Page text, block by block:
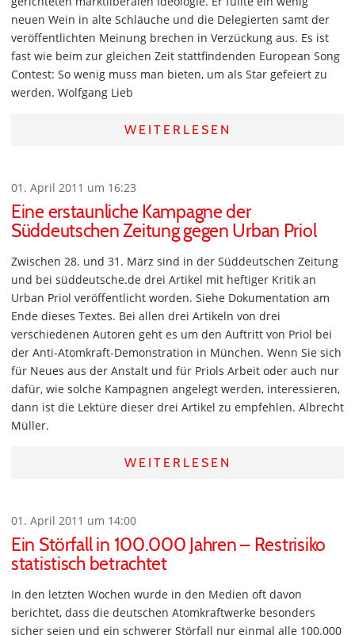
neuen Wein in alte Schläuche und die Delegierten samt der
veröffentlichten Meinung brechen in Verzückung aus. Es ist
fast wie beim zur gleichen Zeit stattfindenden European Song
Contest: So wenig muss man bieten, um als Star gefeiert zu
werden. Wolfgang Lieb
WEITERLESEN
01. April 2011 um 16:23
Eine erstaunliche Kampagne der
Süddeutschen Zeitung gegen Urban Priol
Zwischen 28. und 31. März sind in der Süddeutschen Zeitung
und bei süddeutsche.de drei Artikel mit heftiger Kritik an
Urban Priol veröffentlicht worden. Siehe Dokumentation am
Ende dieses Textes. Bei allen drei Artikeln von drei
verschiedenen Autoren geht es um den Auftritt von Priol bei
der Anti-Atomkraft-Demonstration in München. Wenn Sie sich
für Neues aus der Anstalt und für Priols Arbeit oder auch nur
dafür, wie solche Kampagnen angelegt werden, interessieren,
dann ist die Lektüre dieser drei Artikel zu empfehlen. Albrecht
Müller.
WEITERLESEN
01. April 2011 um 14:00
Ein Störfall in 100.000 Jahren – Restrisiko
statistisch betrachtet
In den letzten Wochen wurde in den Medien oft davon
berichtet, dass die deutschen Atomkraftwerke besonders
sicher seien und ein schwerer Störfall nur einmal alle 100.000